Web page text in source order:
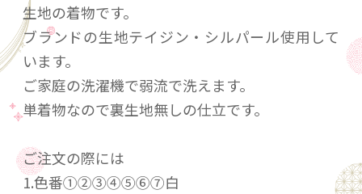
生地の着物です。
ブランドの生地テイジン・シルパール使用して
います。
ご家庭の洗濯機で弱流で洗えます。
単着物なので裏生地無しの仕立です。
ご注文の際には
1.色番①②③④⑤⑥⑦白